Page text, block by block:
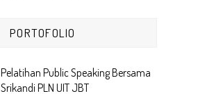
PORTOFOLIO
Pelatihan Public Speaking Bersama
Srikandi PLN UIT JBT